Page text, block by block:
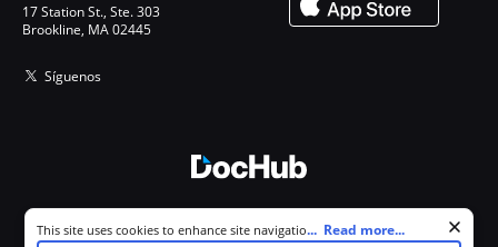
17 Station St., Ste. 303
Brookline, MA 02445
Síguenos
Todos los derechos reservados.
Cookie consent notice
This site uses cookies to enhance site navigation and personalize
... Read more...